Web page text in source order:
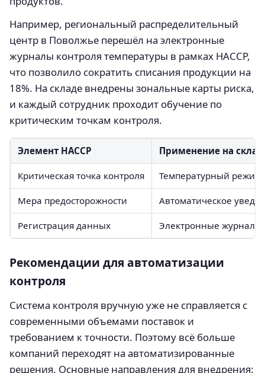
Например, региональный распределительный
центр в Поволжье перешёл на электронные
журналы контроля температуры в рамках HACCP,
что позволило сократить списания продукции на
18%. На складе внедрены зональные карты риска,
и каждый сотрудник проходит обучение по
критическим точкам контроля.
Элемент HACCP Применение на
Критическая точка контроля Температурный режим
Мера предосторожности Автоматическое
Регистрация данных Электронные журналы
Рекомендации для автоматизации
контроля
Система контроля вручную уже не справляется с
современными объемами поставок и
требованием к точности. Поэтому всё больше
компаний переходят на автоматизированные
решения. Основные направления для внедрения: